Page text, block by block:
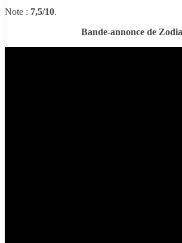
Note : 7,5/10.
Bande-annonce de